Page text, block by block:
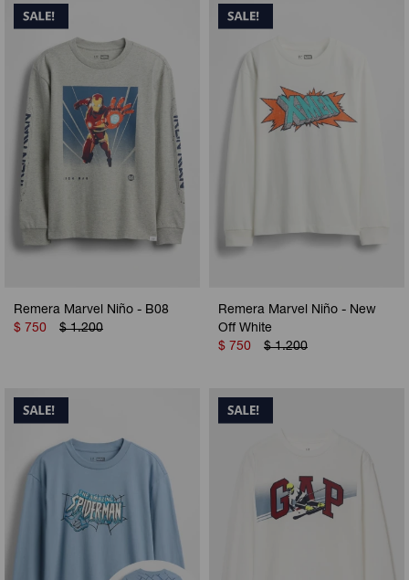
Remera Marvel Niño - B08
$ 750 $ 1.200
Remera Marvel Niño - New
Off White
$ 750 $ 1.200